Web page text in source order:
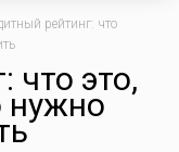
рейтинг: что
что это,
нужно